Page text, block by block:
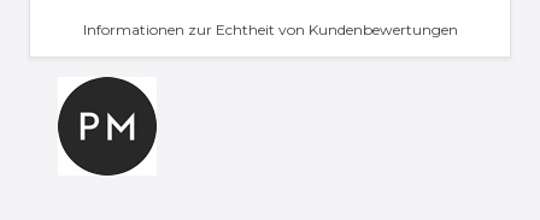
Informationen zur Echtheit von Kundenbewertungen